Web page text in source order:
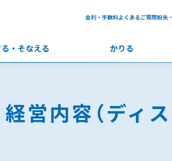
金利・手数料よくあるご質問紛失
・ そなえる かりる
営内容（ディ